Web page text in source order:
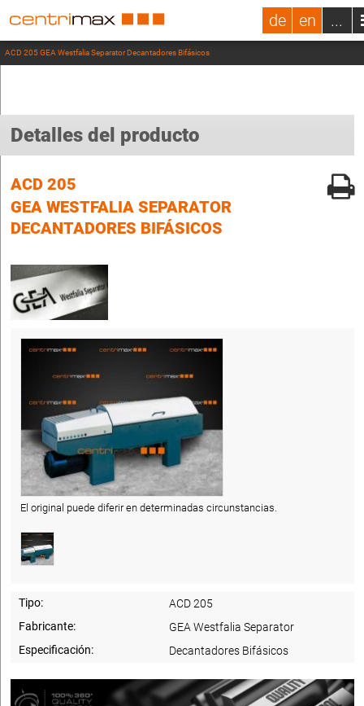
de en ...
ACD 205 GEA Westfalia Separator Decantadores Bifásicos
Detalles del producto
ACD 205
GEA WESTFALIA SEPARATOR
DECANTADORES BIFÁSICOS
El original puede diferir en determinadas circunstancias.
Tipo:
ACD 205
Fabricante:
GEA Westfalia Separator
Especificación:
Decantadores Bifásicos